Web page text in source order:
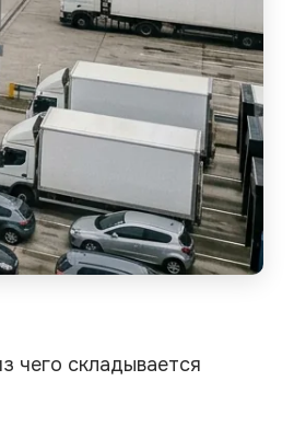
чего складывается